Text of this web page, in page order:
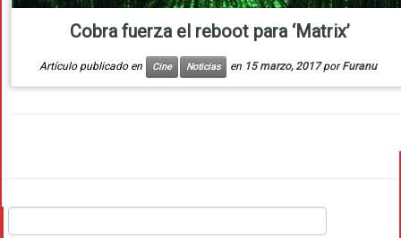
Cobra fuerza el reboot para ‘Matrix’
Artículo publicado en Cine Noticias en 15 marzo, 2017 porFuranu